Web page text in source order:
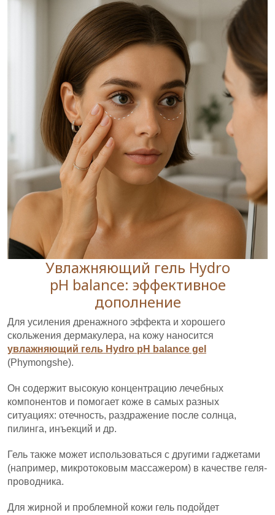
Увлажняющий гель Hydro
pH balance: эффективное
дополнение
Для усиления дренажного эффекта и хорошего
скольжения дермакулера, на кожу наносится
увлажняющий гель Hydro pH balance gel
(Phymongshe).
Он содержит высокую концентрацию лечебных
компонентов и помогает коже в самых разных
ситуациях: отечность, раздражение после солнца,
пилинга, инъекций и др.
Гель также может использоваться с другими гаджетами
(например, микротоковым массажером) в качестве геля-
проводника.
Для жирной и проблемной кожи гель подойдет